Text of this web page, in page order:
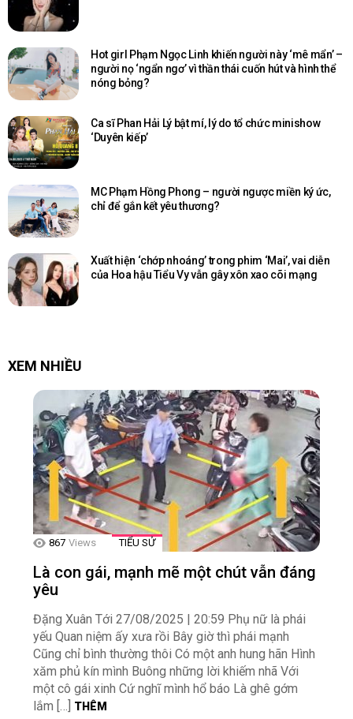
Hot girl Phạm Ngọc Linh khiến người này ‘mê mẩn’ –
người nọ ‘ngẩn ngơ’ vì thần thái cuốn hút và hình thể
nóng bỏng?
Ca sĩ Phan Hải Lý bật mí, lý do tổ chức minishow
‘Duyên kiếp’
MC Phạm Hồng Phong – người ngược miền ký ức,
chỉ để gắn kết yêu thương?
Xuất hiện ‘chớp nhoáng’ trong phim ‘Mai’, vai diễn
của Hoa hậu Tiểu Vy vẫn gây xôn xao cõi mạng
XEM NHIỀU
867 Views TIỂU SỬ
Là con gái, mạnh mẽ một chút vẫn đáng
yêu
Đặng Xuân Tới 27/08/2025 | 20:59 Phụ nữ là phái
yếu Quan niệm ấy xưa rồi Bây giờ thì phái mạnh
Cũng chỉ bình thường thôi Có một anh hung hãn Hình
xăm phủ kín mình Buông những lời khiếm nhã Với
một cô gái xinh Cứ nghĩ mình hổ báo Là ghê gớm
lắm […] THÊM